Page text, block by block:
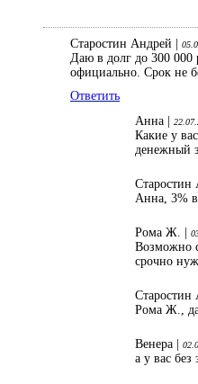
Старостин Андрей |
Даю в долг до 300 000
официально. Срок не
Ответить
Анна |
Какие у
денежный
Старостин
Анна, 3%
Рома Ж. |
Возможно
срочно
Старостин
Рома Ж.,
Венера |
а у вас без